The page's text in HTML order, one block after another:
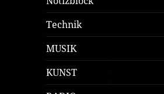
Technik
MUSIK
KUNST